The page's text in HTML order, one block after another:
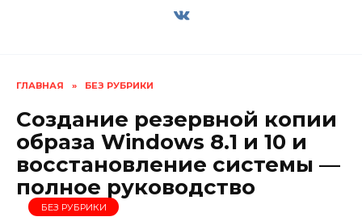
ГЛАВНАЯ » БЕЗ РУБРИКИ
Создание резервной копии
образа Windows 8.1 и 10 и
восстановление системы —
полное руководство
БЕЗ РУБРИКИ